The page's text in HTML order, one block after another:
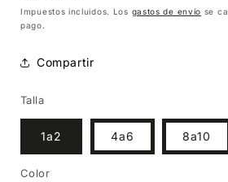
habitual
Impuestos incluidos. Los gastos de envío se
pago.
Compartir
Talla
1a2 4a6 8a10
Color